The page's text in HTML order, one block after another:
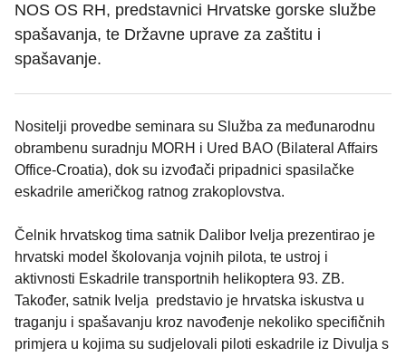
NOS OS RH, predstavnici Hrvatske gorske službe
spašavanja, te Državne uprave za zaštitu i
spašavanje.
Nositelji provedbe seminara su Služba za međunarodnu
obrambenu suradnju MORH i Ured BAO (Bilateral Affairs
Office-Croatia), dok su izvođači pripadnici spasilačke
eskadrile američkog ratnog zrakoplovstva.
Čelnik hrvatskog tima satnik Dalibor Ivelja prezentirao je
hrvatski model školovanja vojnih pilota, te ustroj i
aktivnosti Eskadrile transportnih helikoptera 93. ZB.
Također, satnik Ivelja predstavio je hrvatska iskustva u
traganju i spašavanju kroz navođenje nekoliko specifičnih
primjera u kojima su sudjelovali piloti eskadrile iz Divulja s